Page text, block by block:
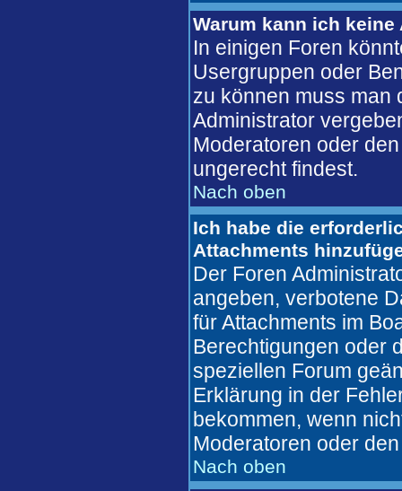
Warum kann ich
In einigen Foren
Usergruppen oder
zu können muss man
Administrator
Moderatoren oder
ungerecht findest.
Nach oben
Ich habe die
Attachments
Der Foren
angeben, verbotene
für Attachments im
Berechtigungen oder
speziellen Forum
Erklärung in der
bekommen, wenn
Moderatoren oder
Nach oben